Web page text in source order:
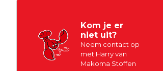
Kom je er
niet uit?
Neem contact op
met Harry van
Makoma Stoffen